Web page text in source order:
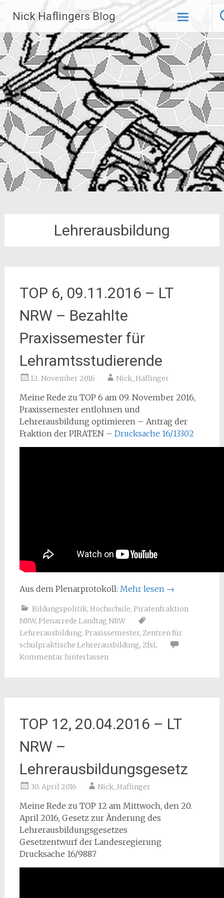
Inhalt
springen
Nick Haflingers Blog
Lehrerausbildung
TOP 6, 09.11.2016 – LT
NRW – Bezahlte
Praxissemester für
Lehramtsstudierende
12. November 2016 Nick_Haflinger
Meine Rede zu TOP 6 am 09. November 2016,
Praxissemester entlohnen und
Lehrerausbildung optimieren – Antrag der
Fraktion der PIRATEN – Drucksache 16/13302
Aus dem Plenarprotokoll: Mehr lesen →
Bildungspolitik, Hochschule, Piratenfraktion
NRW, Plenarrede Landtag NRW
Lehrerausbildung, Praxissemester, Zentren für
schulpraktische Lehrerausbildung, ZfsL
Kommentar hinterlassen
TOP 12, 20.04.2016 – LT
NRW –
Lehrerausbildungsgesetz
30. April 2016 Nick_Haflinger
Meine Rede zu TOP 12 am Mittwoch, den 20.
April 2016, Gesetz zur Änderung des
Lehrerausbildungsgesetzes
Gesetzentwurf der Landesregierung
Drucksache 16/9887